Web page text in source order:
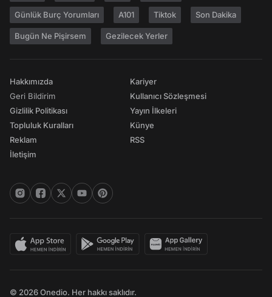
Günlük Burç Yorumları A101 Tiktok Son Dakika
Bugün Ne Pişirsem Gezilecek Yerler
Hakkımızda
Geri Bildirim
Gizlilik Politikası
Topluluk Kuralları
Reklam
İletişim
Kariyer
Kullanıcı Sözleşmesi
Yayın İlkeleri
Künye
RSS
© 2026 Onedio. Her hakkı saklıdır.